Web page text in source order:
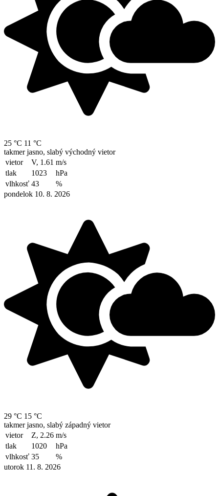
25 °C 11 °C
takmer jasno, slabý východný vietor
vietor
V, 1.61 m/s
tlak
1023
hPa
vlhkosť 43
%
pondelok 10. 8. 2026
29 °C 15 °C
takmer jasno, slabý západný vietor
vietor
Z, 2.26 m/s
tlak
1020
hPa
vlhkosť 35
%
utorok 11. 8. 2026